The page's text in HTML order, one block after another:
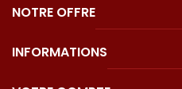
NOTRE OFFRE
INFORMATIONS